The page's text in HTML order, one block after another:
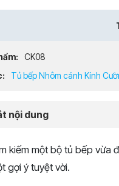
CK08
Tủ bếp Nhôm cánh Kính
nội dung
kiếm một bộ tủ bếp vừa
gợi ý tuyệt vời.